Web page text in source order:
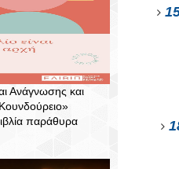
Ανάγνωσης και
παράθυρα